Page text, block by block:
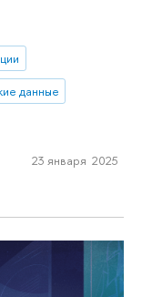
данные
23 января 2025